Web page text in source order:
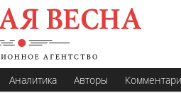
Аналитика Авторы